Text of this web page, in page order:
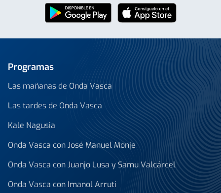
Programas
Las mañanas de Onda Vasca
Las tardes de Onda Vasca
Kale Nagusia
Onda Vasca con José Manuel Monje
Onda Vasca con Juanjo Lusa y Samu Valcárcel
Onda Vasca con Imanol Arruti